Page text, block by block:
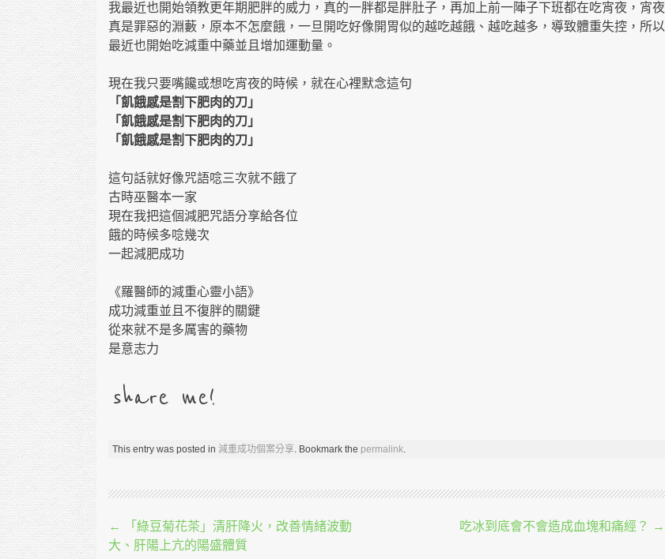
我最近也開始領教更年期肥胖的威力，真的一胖都是胖肚子，再加上前一陣子下班都在吃宵夜，宵夜
真是罪惡的淵藪，原本不怎麼餓，一旦開吃好像開胃似的越吃越餓、越吃越多，導致體重失控，所以
最近也開始吃減重中藥並且增加運動量。
現在我只要嘴饞或想吃宵夜的時候，就在心裡默念這句
「飢餓感是割下肥肉的刀」
「飢餓感是割下肥肉的刀」
「飢餓感是割下肥肉的刀」
這句話就好像咒語唸三次就不餓了
古時巫醫本一家
現在我把這個減肥咒語分享給各位
餓的時候多唸幾次
一起減肥成功
《羅醫師的減重心靈小語》
成功減重並且不復胖的關鍵
從來就不是多厲害的藥物
是意志力
share me!
This entry was posted in 減重成功個案分享. Bookmark the permalink.
Post navigation
←
「綠豆菊花茶」清肝降火，改善情緒波動
大、肝陽上亢的陽盛體質
吃冰到底會不會造成血塊和痛經？ →